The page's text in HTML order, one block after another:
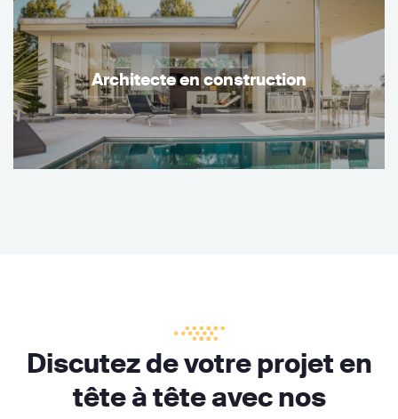
Architecte en construction
Discutez de votre projet en
tête à tête avec nos